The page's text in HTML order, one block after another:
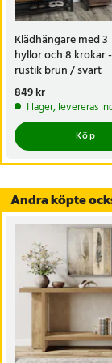
Specifikation
- Mått: 65 x 30 x 42
- Material:
- Antal krokar: 10
- Max belastning:
- Färg: Rustik brun
Artikelnummer:
Klädhängare med 3
hyllor och 8 krokar -
rustik brun / svart
Pris:849 kr
849 kr
I lager, levereras
Köp
Andra köpte